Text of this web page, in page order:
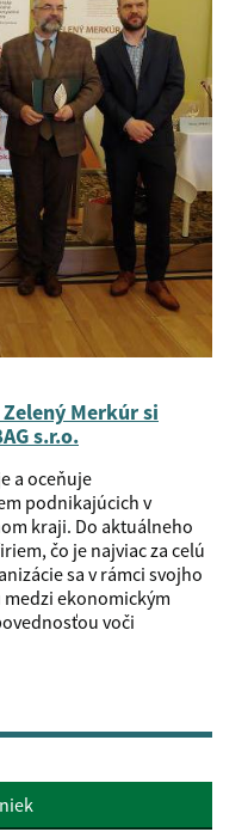
Merkúr si
s.r.o.
a oceňuje
podnikajúcich v
kraji. Do aktuálneho
čo je najviac za celú
sa v rámci svojho
ekonomickým
voči